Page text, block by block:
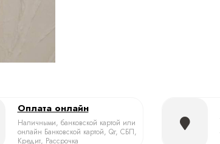
Оплата онлайн
Наличными, банковской картой или
онлайн Банковской картой, Qr, СБП,
Кредит, Рассрочка